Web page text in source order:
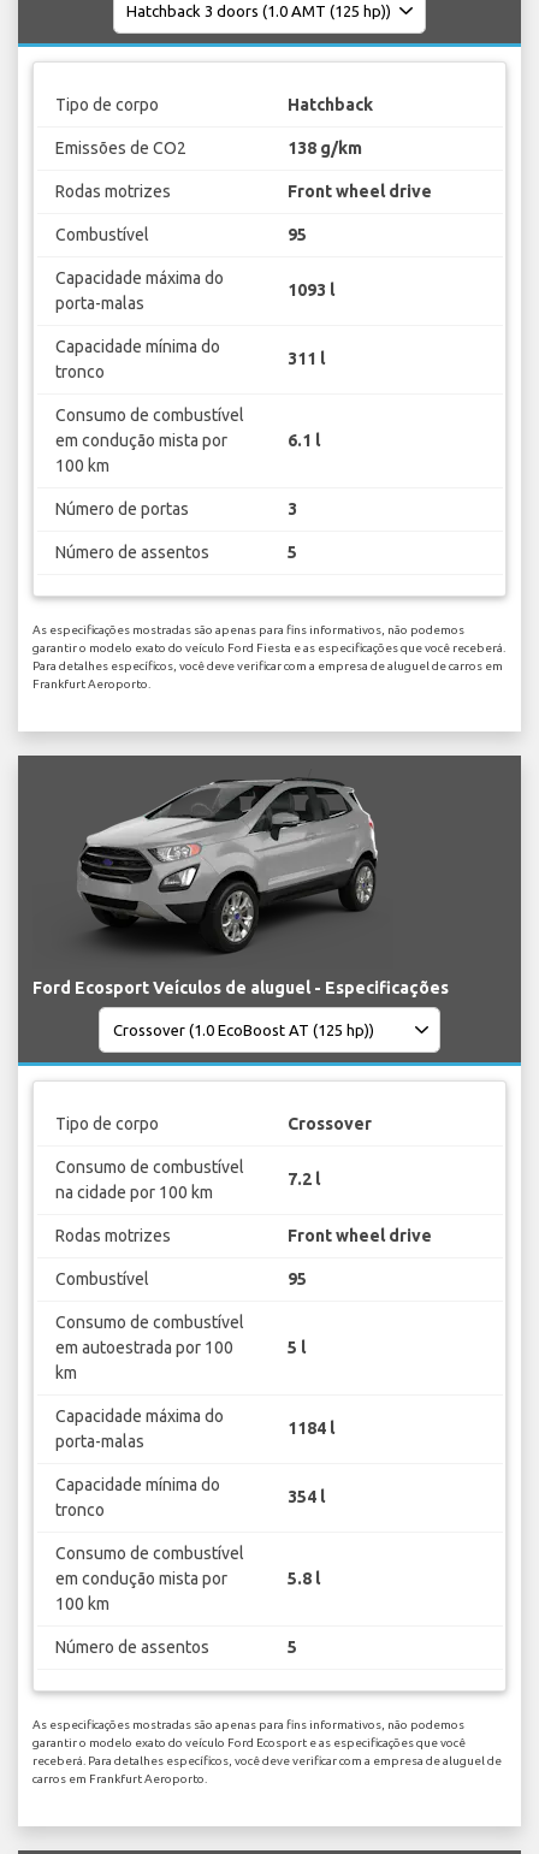
Tipo de corpo Hatchback
Emissões de CO2 138 g/km
Rodas motrizes Front wheel drive
Combustível 95
Capacidade máxima do
porta-malas
1093 l
Capacidade mínima do
tronco
311 l
Consumo de combustível
em condução mista por
100 km
6.1 l
Número de portas 3
Número de assentos 5
As especificações mostradas são apenas para fins informativos, não podemos
garantir o modelo exato do veículo Ford Fiesta e as especificações que você receberá.
Para detalhes específicos, você deve verificar com a empresa de aluguel de carros em
Frankfurt Aeroporto.
Ford Ecosport Veículos de aluguel - Especificações
Tipo de corpo Crossover
Consumo de combustível
na cidade por 100 km
7.2 l
Rodas motrizes Front wheel drive
Combustível 95
Consumo de combustível
em autoestrada por 100
km
5 l
Capacidade máxima do
porta-malas
1184 l
Capacidade mínima do
tronco
354 l
Consumo de combustível
em condução mista por
100 km
5.8 l
Número de assentos 5
As especificações mostradas são apenas para fins informativos, não podemos
garantir o modelo exato do veículo Ford Ecosport e as especificações que você
receberá. Para detalhes específicos, você deve verificar com a empresa de aluguel de
carros em Frankfurt Aeroporto.